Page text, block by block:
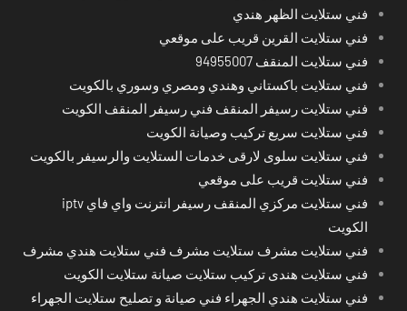
فني ستلايت الظهر هندي
فني ستلايت القرين قريب على موقعي
فني ستلايت المنقف 94955007
فني ستلايت باكستاني وهندي ومصري وسوري بالكويت
فني ستلايت رسيفر المنقف فني رسيفر المنقف الكويت
فني ستلايت سريع تركيب وصيانة الكويت
فني ستلايت سلوى لارقى خدمات الستلايت والرسيفر بالكويت
فني ستلايت قريب على موقعي
فني ستلايت مركزي المنقف رسيفر انترنت واي فاي iptv
الكويت
فني ستلايت مشرف ستلايت مشرف فني ستلايت هندي مشرف
فني ستلايت هندى تركيب ستلايت صيانة ستلايت الكويت
فني ستلايت هندي الجهراء فني صيانة و تصليح ستلايت الجهراء